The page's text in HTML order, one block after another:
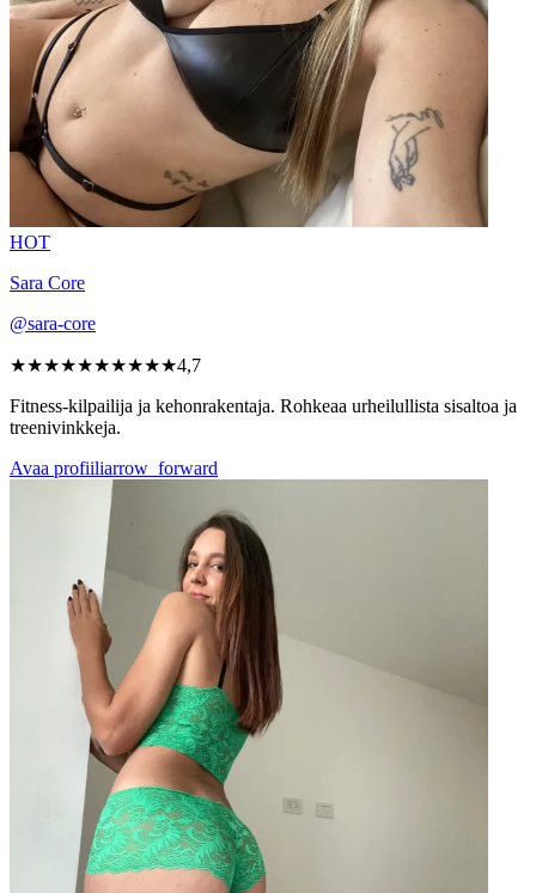
HOT
Sara Core
@sara-core
★★★★★★★★★★4,7
Fitness-kilpailija ja kehonrakentaja. Rohkeaa urheilullista sisaltoa ja
treenivinkkeja.
Avaa profiiliarrow_forward